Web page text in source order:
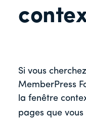
Si vous
MemberPress
la fenêtre
pages que